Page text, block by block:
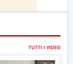
TUTTI I VIDEO